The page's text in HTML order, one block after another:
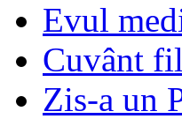
Evul
Cuvânt
Zis-a un